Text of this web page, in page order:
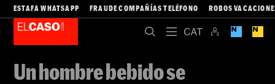
ESTAFA WHATSAPP FRAUDE COMPAÑÍAS TELÉFONO ROBOS
Un hombre bebido se